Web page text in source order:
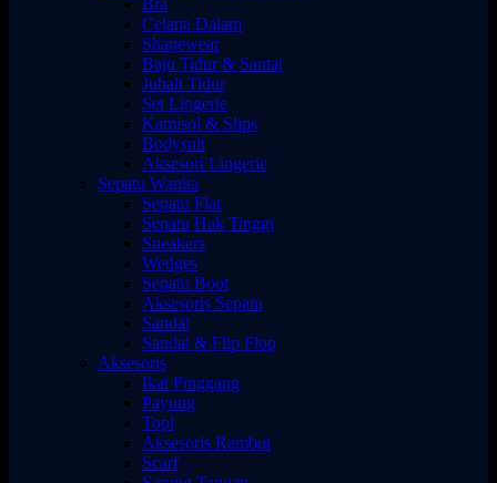
Bra
Celana Dalam
Shapewear
Baju Tidur & Santai
Jubah Tidur
Set Lingerie
Kamisol & Slips
Bodysuit
Aksesori Lingerie
Sepatu Wanita
Sepatu Flat
Sepatu Hak Tinggi
Sneakers
Wedges
Sepatu Boot
Aksesoris Sepatu
Sandal
Sandal & Flip Flop
Aksesoris
Ikat Pinggang
Payung
Topi
Aksesoris Rambut
Scarf